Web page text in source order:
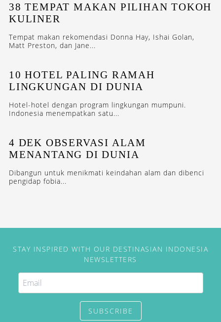
38 TEMPAT MAKAN PILIHAN TOKOH
KULINER
Tempat makan rekomendasi Donna Hay, Ishai Golan,
Matt Preston, dan Jane...
10 HOTEL PALING RAMAH
LINGKUNGAN DI DUNIA
Hotel-hotel dengan program lingkungan mumpuni.
Indonesia menempatkan satu...
4 DEK OBSERVASI ALAM
MENANTANG DI DUNIA
Dibangun untuk menikmati keindahan alam dan dibenci
pengidap fobia...
STAY INSPIRED WITH OUR DESTINASIAN INDONESIA
NEWSLETTERS
SUBSCRIBE